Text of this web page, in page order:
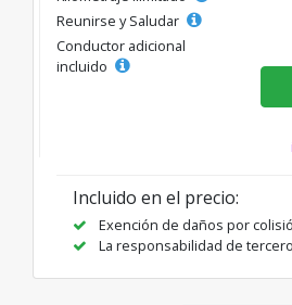
Reunirse y Saludar
Conductor adicional
incluido
Incluido en el precio:
Exención de daños por
La responsabilidad de